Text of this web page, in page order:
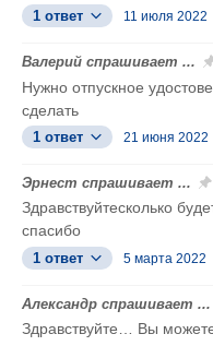
1 ответ 11 июля 2022
Валерий спрашивает ...
Нужно отпускное
сделать
1 ответ 21 июня 2022
Эрнест спрашивает ...
Здравствуйтесколько
спасибо
1 ответ 5 марта 2022
Александр спрашивает ...
Здравствуйте… Вы